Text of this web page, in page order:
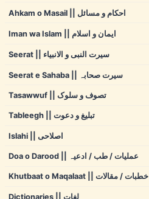
Ahkam o Masail || احکام و مسائل
Iman wa Islam || ایمان و اسلام
Seerat || سیرت النبی و الانبیاء
Seerat e Sahaba || سیرت صحابہ
Tasawwuf || تصوف و سلوک
Tableegh || تبلیغ و دعوت
Islahi || اصلاحی
Doa o Darood || عملیات / طب / ادعیہ
Khutbaat o Maqalaat || خطبات / مقالات
Dictionaries || لغات